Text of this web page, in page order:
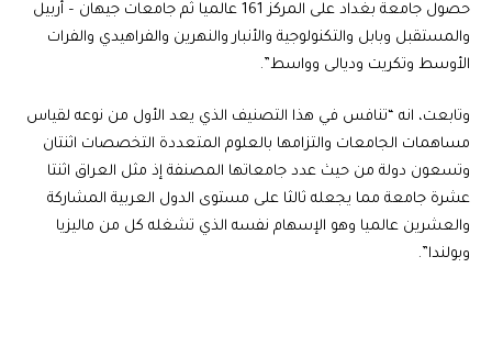
حصول جامعة بغداد على المركز 161 عالميا ثم جامعات جيهان – أربيل
والمستقبل وبابل والتكنولوجية والأنبار والنهرين والفراهيدي والفرات
الأوسط وتكريت وديالى وواسط”.
وتابعت، انه “تنافس في هذا التصنيف الذي يعد الأول من نوعه لقياس
مساهمات الجامعات والتزامها بالعلوم المتعددة التخصصات اثنتان
وتسعون دولة من حيث عدد جامعاتها المصنفة إذ مثل العراق اثنتا
عشرة جامعة مما يجعله ثالثا على مستوى الدول العربية المشاركة
والعشرين عالميا وهو الإسهام نفسه الذي تشغله كل من ماليزيا
وبولندا”.